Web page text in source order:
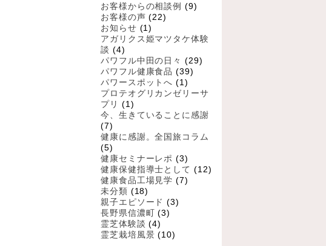
お客様からの相談例 (9)
お客様の声 (22)
お知らせ (1)
アガリクス姫マツタケ体験
談 (4)
パワフル中田の日々 (29)
パワフル健康食品 (39)
パワースポットへ (1)
プロテオグリカンゼリーサ
プリ (1)
今、生きていることに感謝
(7)
健康に感謝。全国旅コラム
(5)
健康セミナーレポ (3)
健康保健指導士として (12)
健康食品工場見学 (7)
未分類 (18)
親子エピソード (3)
長野県信濃町 (3)
霊芝体験談 (4)
霊芝栽培風景 (10)